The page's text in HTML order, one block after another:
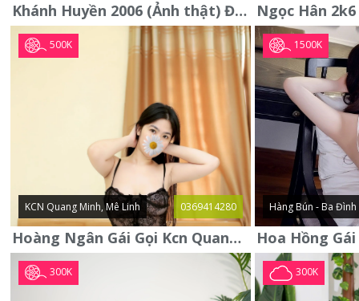
Khánh Huyền 2006 (Ảnh thật) Đại từ - Hoàng Mai
500K
KCN Quang Minh, Mê Linh 0369414280
Hoàng Ngân Gái Gọi Kcn Quang Minh - Mê Linh . Hàng Vip Lần Đầu
1500K
Hàng Bún - Ba Đình
300K 300K